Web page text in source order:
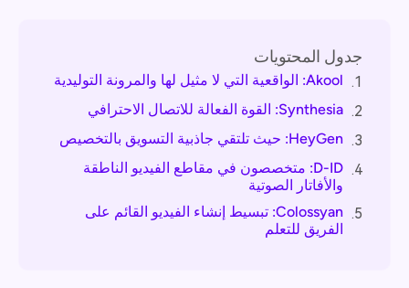
جدول المحتويات
1.
Akool: الواقعية التي لا مثيل لها والمرونة التوليدية
2.
Synthesia: القوة الفعالة للاتصال الاحترافي
3.
HeyGen: حيث تلتقي جاذبية التسويق بالتخصيص
4.
D-ID: متخصصون في مقاطع الفيديو الناطقة
والأفاتار الصوتية
5.
Colossyan: تبسيط إنشاء الفيديو القائم على
الفريق للتعلم